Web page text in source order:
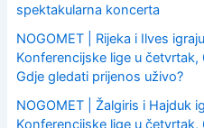
spektakularna koncerta
NOGOMET | Rijeka i Ilves
Konferencijske lige u četvrtak,
Gdje gledati prijenos uživo?
NOGOMET | Žalgiris i Hajduk
Konferencijske lige u četvrtak,